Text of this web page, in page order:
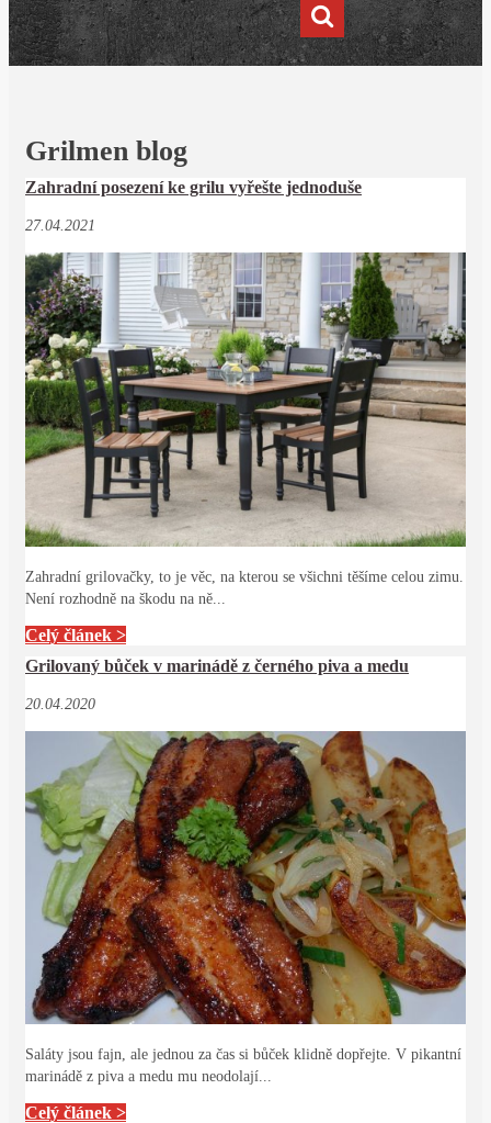
Grilmen blog
Zahradní posezení ke grilu vyřešte jednoduše
27.04.2021
Zahradní grilovačky, to je věc, na kterou se všichni těšíme celou zimu.
Není rozhodně na škodu na ně...
Celý článek >
Grilovaný bůček v marinádě z černého piva a medu
20.04.2020
Saláty jsou fajn, ale jednou za čas si bůček klidně dopřejte. V pikantní
marinádě z piva a medu mu neodolají...
Celý článek >